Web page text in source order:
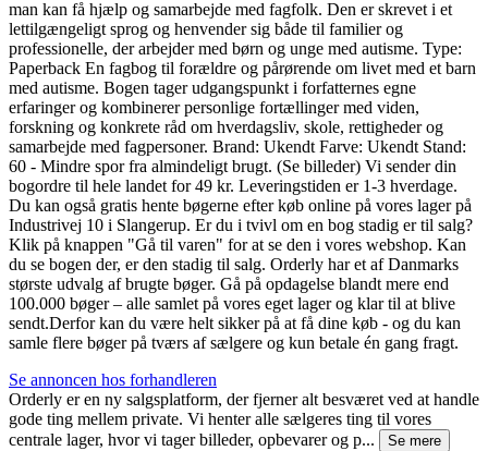
man kan få hjælp og samarbejde med fagfolk. Den er skrevet i et
lettilgængeligt sprog og henvender sig både til familier og
professionelle, der arbejder med børn og unge med autisme. Type:
Paperback En fagbog til forældre og pårørende om livet med et barn
med autisme. Bogen tager udgangspunkt i forfatternes egne
erfaringer og kombinerer personlige fortællinger med viden,
forskning og konkrete råd om hverdagsliv, skole, rettigheder og
samarbejde med fagpersoner. Brand: Ukendt Farve: Ukendt Stand:
60 - Mindre spor fra almindeligt brugt. (Se billeder) Vi sender din
bogordre til hele landet for 49 kr. Leveringstiden er 1-3 hverdage.
Du kan også gratis hente bøgerne efter køb online på vores lager på
Industrivej 10 i Slangerup. Er du i tvivl om en bog stadig er til salg?
Klik på knappen "Gå til varen" for at se den i vores webshop. Kan
du se bogen der, er den stadig til salg. Orderly har et af Danmarks
største udvalg af brugte bøger. Gå på opdagelse blandt mere end
100.000 bøger – alle samlet på vores eget lager og klar til at blive
sendt.Derfor kan du være helt sikker på at få dine køb - og du kan
samle flere bøger på tværs af sælgere og kun betale én gang fragt.
Se annoncen hos forhandleren
Orderly er en ny salgsplatform, der fjerner alt besværet ved at handle
gode ting mellem private. Vi henter alle sælgeres ting til vores
centrale lager, hvor vi tager billeder, opbevarer og p...
Se mere